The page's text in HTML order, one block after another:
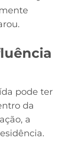
pode ter
da
a